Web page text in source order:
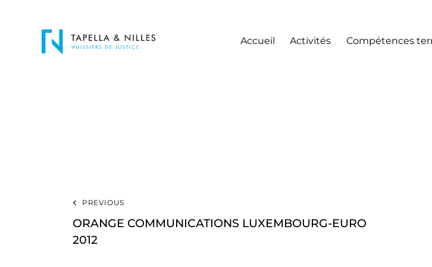
Accueil Activités Compétences
PREVIOUS
ORANGE COMMUNICATIONS LUXEMBOURG-EURO
2012